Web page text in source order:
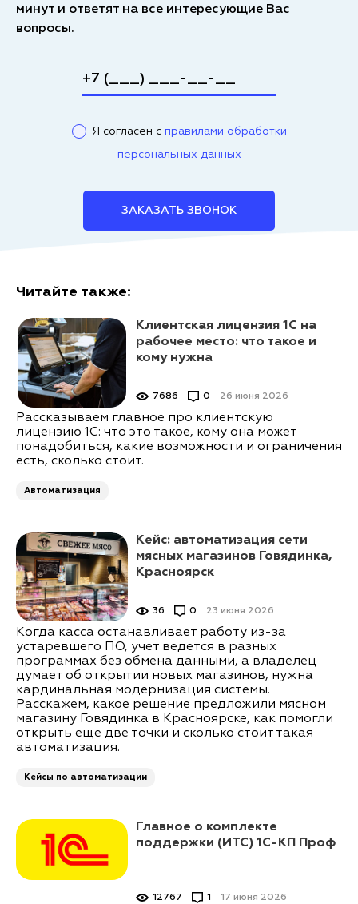
минут и ответят на все интересующие Вас
вопросы.
Я согласен с правилами обработки
персональных данных
ЗАКАЗАТЬ ЗВОНОК
Читайте также:
Клиентская лицензия 1С на
рабочее место: что такое и
кому нужна
26 июня 2026
7686 0
Рассказываем главное про клиентскую
лицензию 1С: что это такое, кому она может
понадобиться, какие возможности и ограничения
есть, сколько стоит.
Автоматизация
Кейс: автоматизация сети
мясных магазинов Говядинка,
Красноярск
23 июня 2026
36 0
Когда касса останавливает работу из-за
устаревшего ПО, учет ведется в разных
программах без обмена данными, а владелец
думает об открытии новых магазинов, нужна
кардинальная модернизация системы.
Расскажем, какое решение предложили мясном
магазину Говядинка в Красноярске, как помогли
открыть еще две точки и сколько стоит такая
автоматизация.
Кейсы по автоматизации
Главное о комплекте
поддержки (ИТС) 1С-КП Проф
17 июня 2026
12767 1